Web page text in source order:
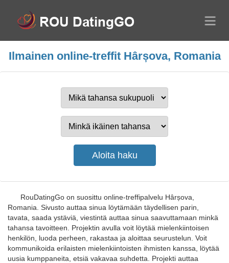
Ilmainen online-treffit Hârșova, Romania
RouDatingGo on suosittu online-treffipalvelu Hârșova,
Romania. Sivusto auttaa sinua löytämään täydellisen parin,
tavata, saada ystäviä, viestintä auttaa sinua saavuttamaan minkä
tahansa tavoitteen. Projektin avulla voit löytää mielenkiintoisen
henkilön, luoda perheen, rakastaa ja aloittaa seurustelun. Voit
kommunikoida erilaisten mielenkiintoisten ihmisten kanssa, löytää
uusia kumppaneita, etsiä vakavaa suhdetta. Projekti auttaa